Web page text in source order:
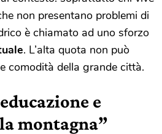
non presentano problemi di
è chiamato ad uno sforzo
. L’alta quota non può
comodità della grande città.
e
montagna”